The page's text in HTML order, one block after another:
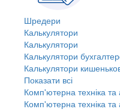
Шредери
Калькулятори
Калькулятори
Калькулятори
Калькулятори
Показати всі
Комп'ютерна техніка та
Комп'ютерна техніка та